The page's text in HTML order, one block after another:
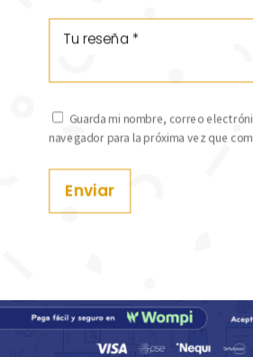
Guarda mi nombre, correo
navegador para la próxima vez que
Enviar